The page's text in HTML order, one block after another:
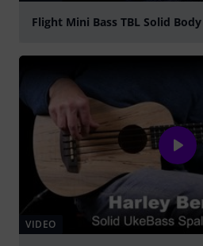
Flight Mini Bass TBL Solid Body
VIDEO